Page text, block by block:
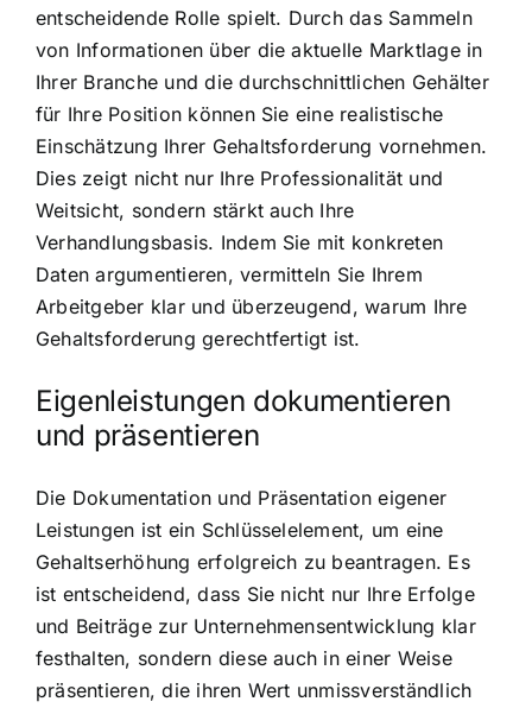
entscheidende Rolle spielt. Durch das Sammeln
von Informationen über die aktuelle Marktlage in
Ihrer Branche und die durchschnittlichen Gehälter
für Ihre Position können Sie eine realistische
Einschätzung Ihrer Gehaltsforderung vornehmen.
Dies zeigt nicht nur Ihre Professionalität und
Weitsicht, sondern stärkt auch Ihre
Verhandlungsbasis. Indem Sie mit konkreten
Daten argumentieren, vermitteln Sie Ihrem
Arbeitgeber klar und überzeugend, warum Ihre
Gehaltsforderung gerechtfertigt ist.
Eigenleistungen dokumentieren
und präsentieren
Die Dokumentation und Präsentation eigener
Leistungen ist ein Schlüsselelement, um eine
Gehaltserhöhung erfolgreich zu beantragen. Es
ist entscheidend, dass Sie nicht nur Ihre Erfolge
und Beiträge zur Unternehmensentwicklung klar
festhalten, sondern diese auch in einer Weise
präsentieren, die ihren Wert unmissverständlich